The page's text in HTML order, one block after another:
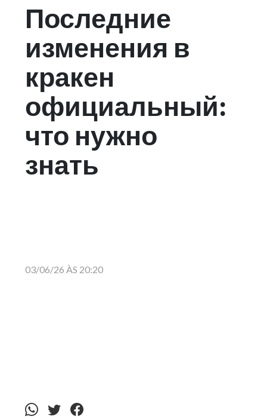
Последние
изменения в
кракен
официальный:
что нужно
знать
03/06/26 ÀS 20:20